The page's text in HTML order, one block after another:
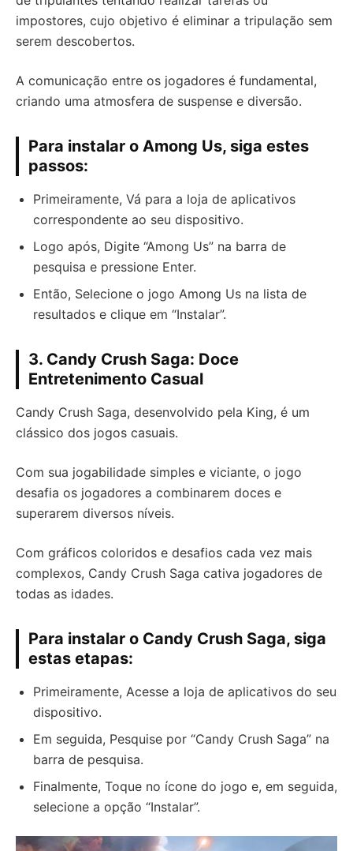
impostores, cujo objetivo é eliminar a tripulação sem
serem descobertos.
A comunicação entre os jogadores é fundamental,
criando uma atmosfera de suspense e diversão.
Para instalar o Among Us, siga estes
passos:
Primeiramente, Vá para a loja de aplicativos
correspondente ao seu dispositivo.
Logo após, Digite “Among Us” na barra de
pesquisa e pressione Enter.
Então, Selecione o jogo Among Us na lista de
resultados e clique em “Instalar”.
3. Candy Crush Saga: Doce
Entretenimento Casual
Candy Crush Saga, desenvolvido pela King, é um
clássico dos jogos casuais.
Com sua jogabilidade simples e viciante, o jogo
desafia os jogadores a combinarem doces e
superarem diversos níveis.
Com gráficos coloridos e desafios cada vez mais
complexos, Candy Crush Saga cativa jogadores de
todas as idades.
Para instalar o Candy Crush Saga, siga
estas etapas:
Primeiramente, Acesse a loja de aplicativos do seu
dispositivo.
Em seguida, Pesquise por “Candy Crush Saga” na
barra de pesquisa.
Finalmente, Toque no ícone do jogo e, em seguida,
selecione a opção “Instalar”.